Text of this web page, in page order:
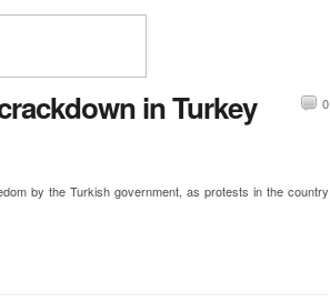
in Turkey 0
by the Turkish government, as protests in the country